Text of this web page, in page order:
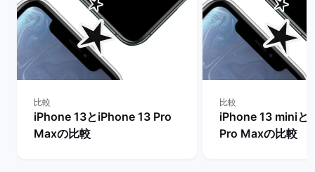
比較
iPhone 13とiPhone 13 Pro
Maxの比較
比較
iPhone 13 miniと
Pro Maxの比較